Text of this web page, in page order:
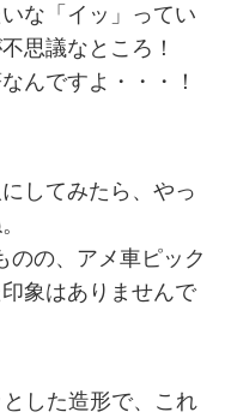
な「イッ」ってい
思議なところ！
んですよ・・・！
してみたら、やっ
のの、アメ車ピック
象はありませんで
した造形で、これ